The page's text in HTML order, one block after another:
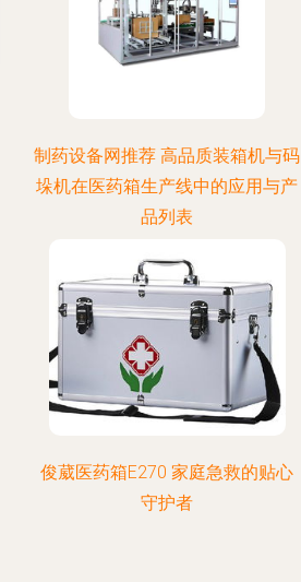
制药设备网推荐 高品质装箱机与码
垛机在医药箱生产线中的应用与产
品列表
俊葳医药箱E270 家庭急救的贴心
守护者